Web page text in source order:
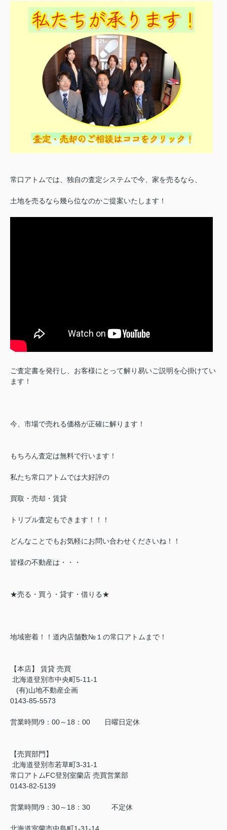
常口アトムでは、独自の査定システムで今、家を売るなら、
土地を売るなら幾ら位なのかご提案いたします！
ご査定書を発行し、お客様にとって解り易いご説明を心掛けてい
ます！
今、市場で売れる価格が正確に解ります！
もちろん査定は無料で行います！
私たち常口アトムでは大好評の
買取・売却・賃貸
トリプル査定もできます！！！
どんなことでもお気軽にお問い合わせくださいね！！
皆様の不動産は・・・
★売る・買う・貸す・借りる★
地域密着！！道内店舗数№１の常口アトムまで！
【本店】 賃貸 売買
北海道登別市中央町5-11-1
(有)山地不動産企画
0143-85-5573
営業時間/9：00～18：00 日曜日定休
【売買部門】
北海道登別市若草町3-31-1
常口アトムFC登別室蘭店 売買営業部
0143-82-5139
営業時間/9：30～18：30 不定休
北海道室蘭市中島町1-31-14